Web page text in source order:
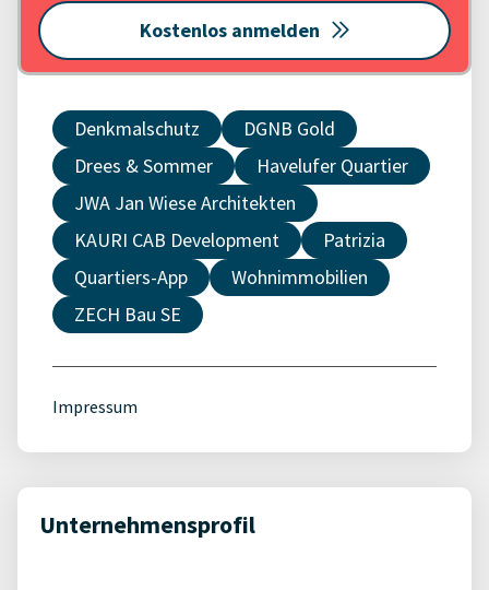
Kostenlos anmelden
Denkmalschutz
DGNB Gold
Drees & Sommer
Havelufer Quartier
JWA Jan Wiese Architekten
KAURI CAB Development
Patrizia
Quartiers-App
Wohnimmobilien
ZECH Bau SE
Impressum
Unternehmensprofil